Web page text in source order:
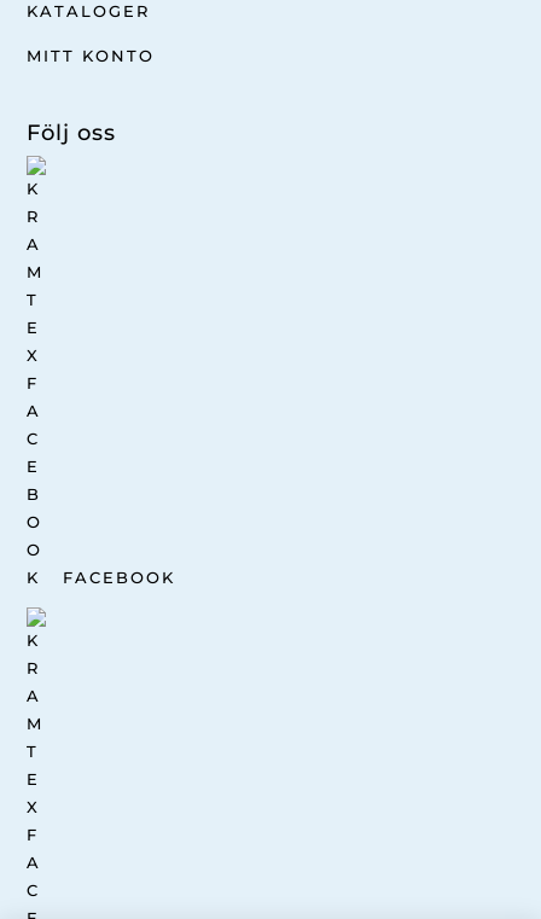
KATALOGER
MITT KONTO
Följ oss
FACEBOOK